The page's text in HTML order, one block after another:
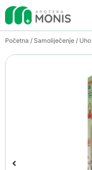
Početna / Samoliječenje / Uho